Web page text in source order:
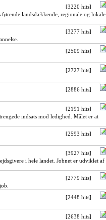
[3220 hits]
førende landsdækkende, regionale og lokale
[3277 hits]
[2509 hits]
[2727 hits]
[2886 hits]
[2191 hits]
indsats mod ledighed. Målet er at
[2593 hits]
[3927 hits]
i hele landet. Jobnet er udviklet af
[2779 hits]
[2448 hits]
[2638 hits]